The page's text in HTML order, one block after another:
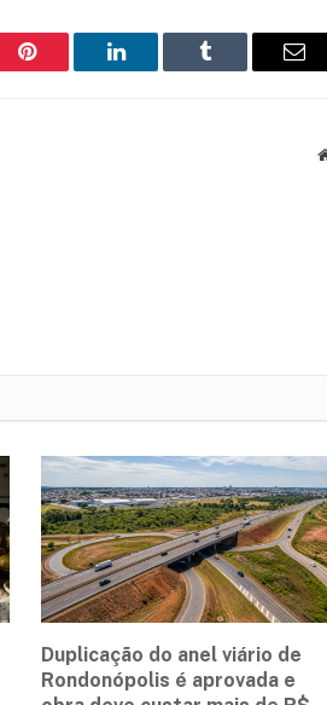
Pinterest LinkedIn Tumblr
Duplicação do anel viário de
Rondonópolis é aprovada e